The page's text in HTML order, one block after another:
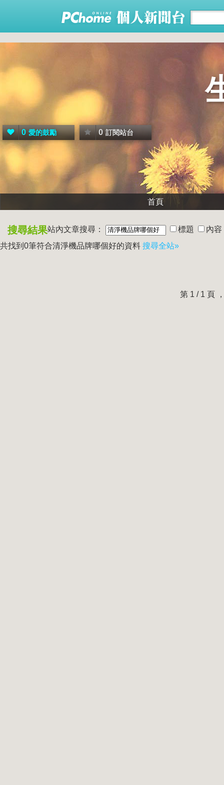
0 愛的鼓勵 0 訂閱站台
首頁
搜尋結果站內文章搜尋： 標題
內容
共找到0筆符合清淨機品牌哪個好的資料 搜尋全站»
第 1 / 1